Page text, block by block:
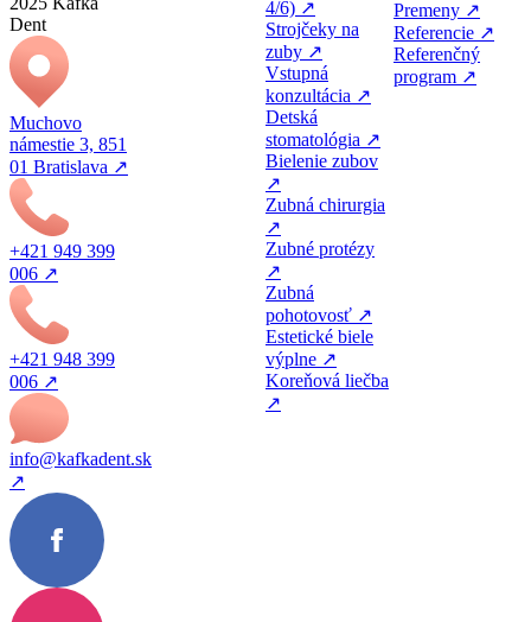
Dent
Muchovo
námestie 3, 851
01 Bratislava ↗
+421 949 399
006 ↗
+421 948 399
006 ↗
info@kafkadent.sk
↗
4/6) ↗
Strojčeky na
zuby ↗
Vstupná
konzultácia ↗
Detská
stomatológia ↗
Bielenie zubov
↗
Zubná chirurgia
↗
Zubné protézy
↗
Zubná
pohotovosť ↗
Estetické biele
výplne ↗
Koreňová liečba
↗
Premeny ↗
Referencie ↗
Referenčný
program ↗